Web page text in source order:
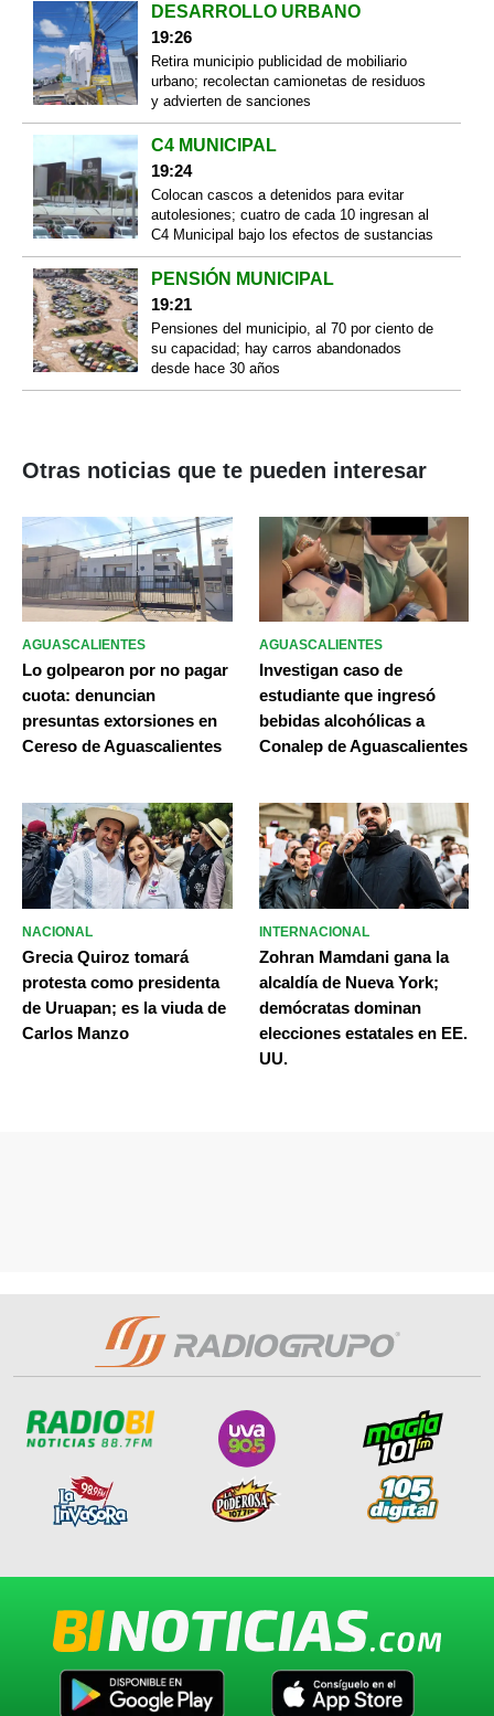
DESARROLLO URBANO
19:26
Retira municipio publicidad de mobiliario
urbano; recolectan camionetas de residuos
y advierten de sanciones
C4 MUNICIPAL
19:24
Colocan cascos a detenidos para evitar
autolesiones; cuatro de cada 10 ingresan al
C4 Municipal bajo los efectos de sustancias
PENSIÓN MUNICIPAL
19:21
Pensiones del municipio, al 70 por ciento de
su capacidad; hay carros abandonados
desde hace 30 años
Otras noticias que te pueden interesar
AGUASCALIENTES
Lo golpearon por no pagar
cuota: denuncian
presuntas extorsiones en
Cereso de Aguascalientes
AGUASCALIENTES
Investigan caso de
estudiante que ingresó
bebidas alcohólicas a
Conalep de Aguascalientes
NACIONAL
Grecia Quiroz tomará
protesta como presidenta
de Uruapan; es la viuda de
Carlos Manzo
INTERNACIONAL
Zohran Mamdani gana la
alcaldía de Nueva York;
demócratas dominan
elecciones estatales en EE.
UU.